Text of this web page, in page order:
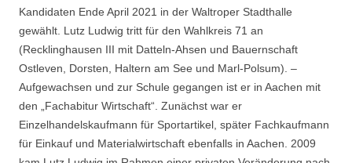
Kandidaten Ende April 2021 in der Waltroper Stadthalle
gewählt. Lutz Ludwig tritt für den Wahlkreis 71 an
(Recklinghausen III mit Datteln-Ahsen und Bauernschaft
Ostleven, Dorsten, Haltern am See und Marl-Polsum). –
Aufgewachsen und zur Schule gegangen ist er in Aachen mit
den „Fachabitur Wirtschaft“. Zunächst war er
Einzelhandelskaufmann für Sportartikel, später Fachkaufmann
für Einkauf und Materialwirtschaft ebenfalls in Aachen. 2009